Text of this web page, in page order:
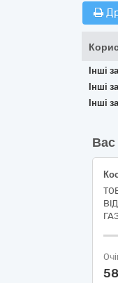
Інші
Інші
Інші
Вас